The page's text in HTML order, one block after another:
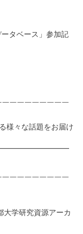
タベース」参加記
￣￣￣￣￣￣￣￣
様々な話題をお届け
￣￣￣￣￣￣￣￣
学研究資源アーカ